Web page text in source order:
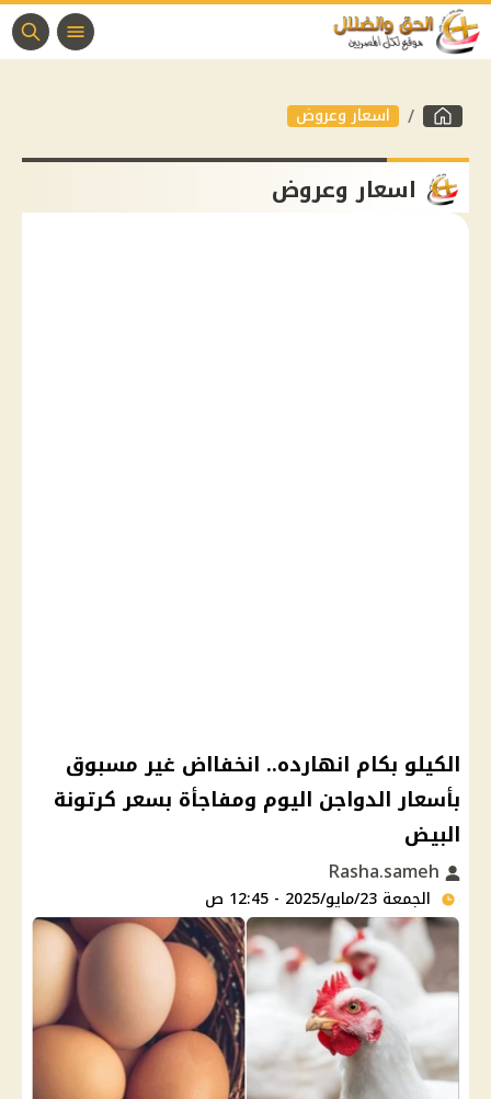
اسعار وعروض
اسعار وعروض
الكيلو بكام انهارده.. انخفااض غير مسبوق
بأسعار الدواجن اليوم ومفاجأة بسعر كرتونة
البيض
الجمعة 23/مايو/2025 - 12:45 ص